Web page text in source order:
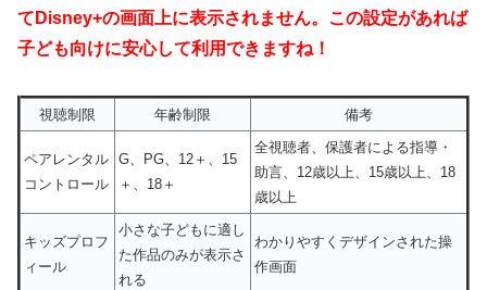
てDisney+の画面上に表示されません。この設定があれば
子ども向けに安心して利用できますね！
視聴制限 年齢制限 備考
ペアレンタル
コントロール
G、PG、12＋、15
＋、18＋
全視聴者、保護者による指導・
助言、12歳以上、15歳以上、18
歳以上
キッズプロフ
ィール
小さな子どもに適し
た作品のみが表示さ
れる
わかりやすくデザインされた操
作画面